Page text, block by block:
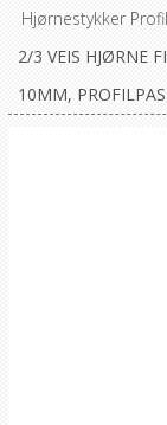
Hjørnestykker
2/3 VEIS HJØRNE
10MM, PROFILPAS